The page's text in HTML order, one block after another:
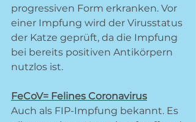
progressiven Form erkranken. Vor
einer Impfung wird der Virusstatus
der Katze geprüft, da die Impfung
bei bereits positiven Antikörpern
nutzlos ist.
FeCoV= Felines Coronavirus
Auch als FIP-Impfung bekannt. Es